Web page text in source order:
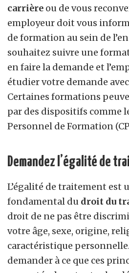
carrière ou de vous
employeur doit vous
de formation au sein de
souhaitez suivre une
en faire la demande et
étudier votre demande
Certaines formations
par des dispositifs comme
Personnel de Formation
Demandez l’égalité de
L’égalité de traitement est
fondamental du droit du
droit de ne pas être
votre âge, sexe, origine,
caractéristique
demander à ce que ces